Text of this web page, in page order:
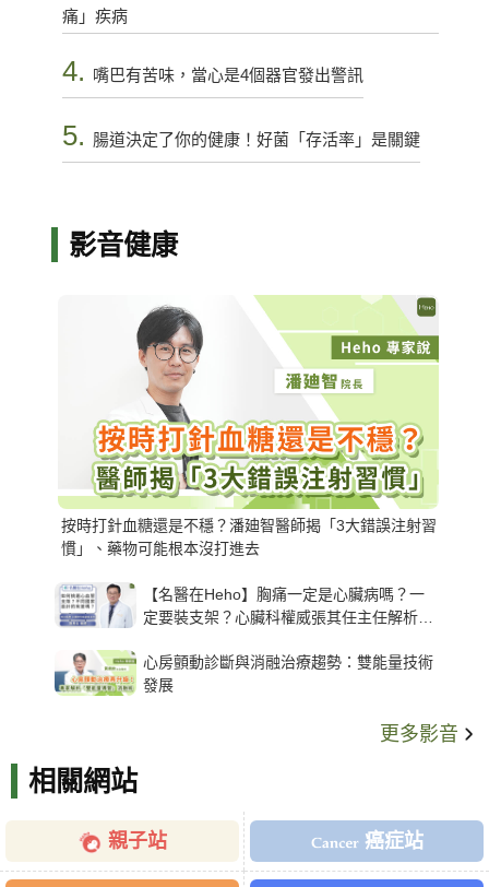
痛」疾病
4. 嘴巴有苦味，當心是4個器官發出警訊
5. 腸道決定了你的健康！好菌「存活率」是關鍵
影音健康
按時打針血糖還是不穩？潘廸智醫師揭「3大錯誤注射習
慣」、藥物可能根本沒打進去
【名醫在Heho】胸痛一定是心臟病嗎？一
定要裝支架？心臟科權威張其任主任解析支
心房顫動診斷與消融治療趨勢：雙能量技術
發展
更多影音
相關網站
親子站 癌症站